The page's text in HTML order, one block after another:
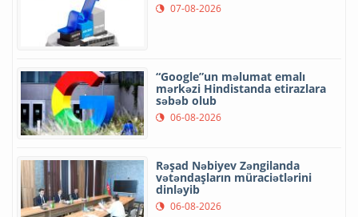
07-08-2026
“Google”un məlumat emalı
mərkəzi Hindistanda etirazlara
səbəb olub
06-08-2026
Rəşad Nəbiyev Zəngilanda
vətəndaşların müraciətlərini
dinləyib
06-08-2026